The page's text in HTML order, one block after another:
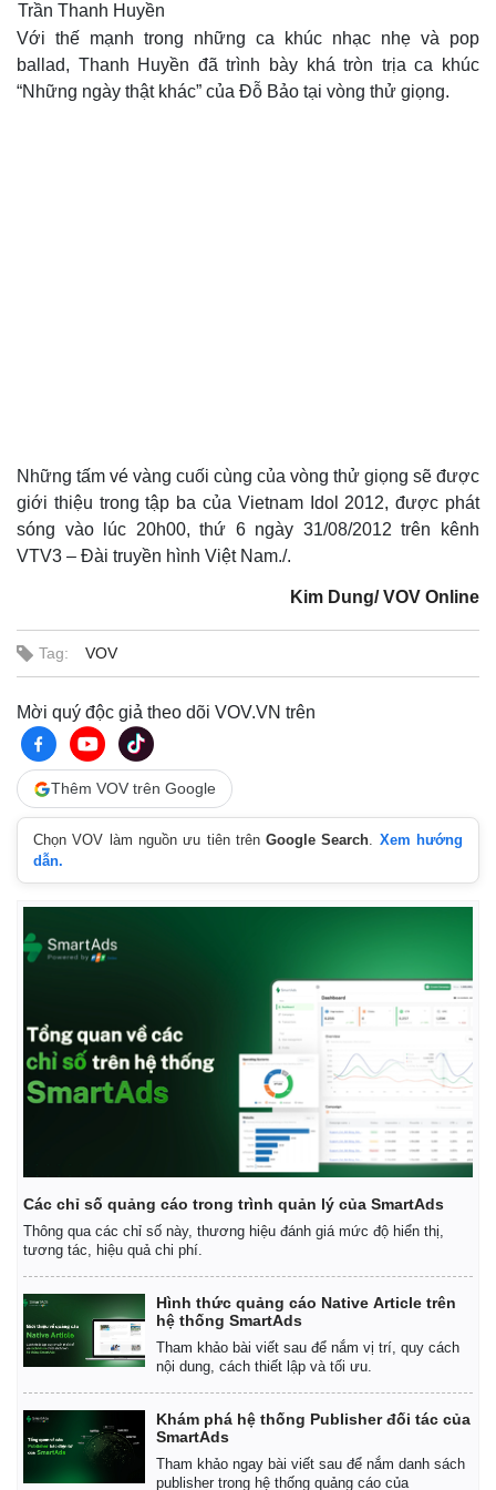
Doanh nghiệp
Công nghệ
Trần Thanh Huyền
Với thế mạnh trong những ca khúc nhạc nhẹ và pop
ballad, Thanh Huyền đã trình bày khá tròn trịa ca khúc
“Những ngày thật khác” của Đỗ Bảo tại vòng thử giọng.
Những tấm vé vàng cuối cùng của vòng thử giọng sẽ được
giới thiệu trong tập ba của Vietnam Idol 2012, được phát
sóng vào lúc 20h00, thứ 6 ngày 31/08/2012 trên kênh
VTV3 – Đài truyền hình Việt Nam./.
Kim Dung/ VOV Online
Tag: VOV
Mời quý độc giả theo dõi VOV.VN trên
Thêm VOV trên Google
Chọn VOV làm nguồn ưu tiên trênGoogle Search. Xem hướng
dẫn.
Các chỉ số quảng cáo trong trình quản lý của SmartAds
Thông qua các chỉ số này, thương hiệu đánh giá mức độ hiển thị,
tương tác, hiệu quả chi phí.
Hình thức quảng cáo Native Article trên
hệ thống SmartAds
Tham khảo bài viết sau để nắm vị trí, quy cách
nội dung, cách thiết lập và tối ưu.
Khám phá hệ thống Publisher đối tác của
SmartAds
Tham khảo ngay bài viết sau để nắm danh sách
publisher trong hệ thống quảng cáo của